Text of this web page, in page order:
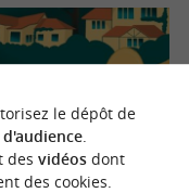
le dépôt de
.
des vidéosdont
des cookies.